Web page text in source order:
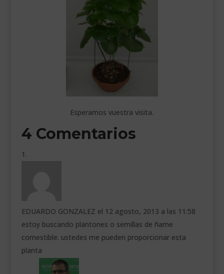
Esperamos vuestra visita.
4 Comentarios
EDUARDO GONZALEZ el 12 agosto, 2013 a las 11:58
estoy buscando plantones o semillas de ñame
comestible. ustedes me pueden proporcionar esta
planta